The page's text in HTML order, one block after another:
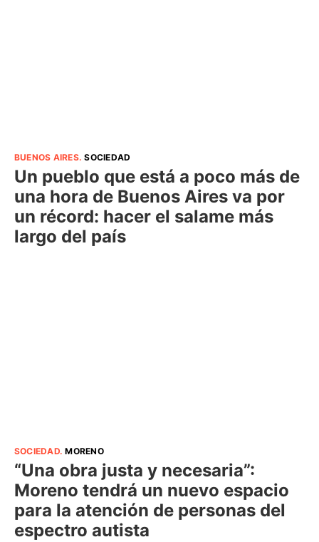
BUENOS AIRES.SOCIEDAD
Un pueblo que está a poco más de
una hora de Buenos Aires va por
un récord: hacer el salame más
largo del país
SOCIEDAD.MORENO
“Una obra justa y necesaria”:
Moreno tendrá un nuevo espacio
para la atención de personas del
espectro autista